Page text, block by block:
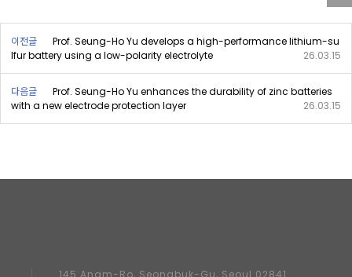
이전글
Prof. Seung-Ho Yu develops a high-performance lithium-su
lfur battery using a low-polarity electrolyte
26.03.15
다음글
Prof. Seung-Ho Yu enhances the durability of zinc batteries
with a new electrode protection layer
26.03.15
145 Anam-Ro, Seongbuk-Gu, Seoul 02841